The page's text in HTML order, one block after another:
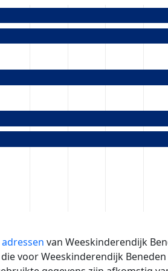
van Weeskinderendijk
voor Weeskinderendijk